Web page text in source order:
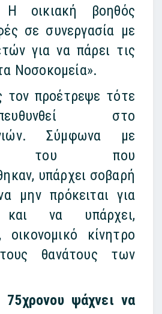
Η οικιακή βοηθός
σε συνεργασία με
για να πάρει τις
Νοσοκομεία».
προέτρεψε τότε
στο
Σύμφωνα με
του που
υπάρχει σοβαρή
μην πρόκειται για
και να υπάρχει,
οικονομικό κίνητρο
θανάτους των
ψάχνει να